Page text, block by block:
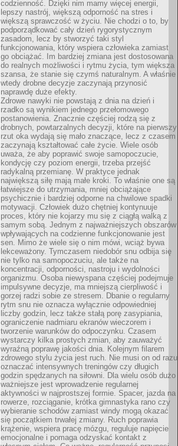
codzienność. Dzięki nim mamy więcej energii,
lepszy nastrój, większą odporność na stres i
większą sprawczość w życiu. Nie chodzi o to, by
podporządkować cały dzień rygorystycznym
zasadom, lecz by stworzyć taki styl
funkcjonowania, który wspiera człowieka zamiast
go obciążać. Im bardziej zmiana jest dostosowana
do realnych możliwości i rytmu życia, tym większa
szansa, że stanie się czymś naturalnym. A właśnie
wtedy drobne decyzje zaczynają przynosić
naprawdę duże efekty.
Zdrowe nawyki nie powstają z dnia na dzień i
rzadko są wynikiem jednego przełomowego
postanowienia. Znacznie częściej rodzą się z
drobnych, powtarzalnych decyzji, które na pierwszy
rzut oka wydają się mało znaczące, lecz z czasem
zaczynają kształtować całe życie. Wiele osób
uważa, że aby poprawić swoje samopoczucie,
kondycję czy poziom energii, trzeba przejść
radykalną przemianę. W praktyce jednak
największą siłę mają małe kroki. To właśnie one są
łatwiejsze do utrzymania, mniej obciążające
psychicznie i bardziej odporne na chwilowe spadki
motywacji. Człowiek dużo chętniej kontynuuje
proces, który nie kojarzy mu się z ciągłą walką z
samym sobą. Jednym z najważniejszych obszarów
wpływających na codzienne funkcjonowanie jest
sen. Mimo że wiele się o nim mówi, wciąż bywa
lekceważony. Tymczasem niedobór snu odbija się
nie tylko na samopoczuciu, ale także na
koncentracji, odporności, nastroju i wydolności
organizmu. Osoba niewyspana częściej podejmuje
impulsywne decyzje, ma mniejszą cierpliwość i
gorzej radzi sobie ze stresem. Dbanie o regularny
rytm snu nie oznacza wyłącznie odpowiedniej
liczby godzin, lecz także stałą porę zasypiania,
ograniczenie nadmiaru ekranów wieczorem i
tworzenie warunków do odpoczynku. Czasem
wystarczy kilka prostych zmian, aby zauważyć
wyraźną poprawę jakości dnia. Kolejnym filarem
zdrowego stylu życia jest ruch. Nie musi on od razu
oznaczać intensywnych treningów czy długich
godzin spędzanych na siłowni. Dla wielu osób dużo
ważniejsze jest wprowadzenie regularnej
aktywności w najprostszej formie. Spacer, jazda na
rowerze, rozciąganie, krótka gimnastyka rano czy
wybieranie schodów zamiast windy mogą okazać
się początkiem trwałej zmiany. Ruch poprawia
krążenie, wspiera pracę mózgu, reguluje napięcie
emocjonalne i pomaga odzyskać kontakt z